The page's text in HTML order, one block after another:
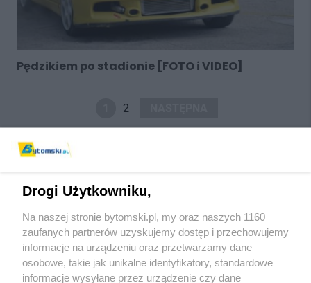
Pędzikiem po stadionie [FOTO i VIDEO]
2
Wydawca mediów lokalnych
Drogi Użytkowniku,
Na naszej stronie bytomski.pl, my oraz naszych 1160
zaufanych partnerów uzyskujemy dostęp i przechowujemy
informacje na urządzeniu oraz przetwarzamy dane
osobowe, takie jak unikalne identyfikatory, standardowe
informacje wysyłane przez urządzenie czy dane